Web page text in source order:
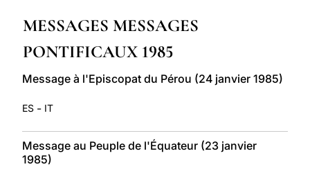
MESSAGES MESSAGES
PONTIFICAUX 1985
Message à l'Episcopat du Pérou (24 janvier 1985)
ES - IT
Message au Peuple de l'Équateur (23 janvier
1985)